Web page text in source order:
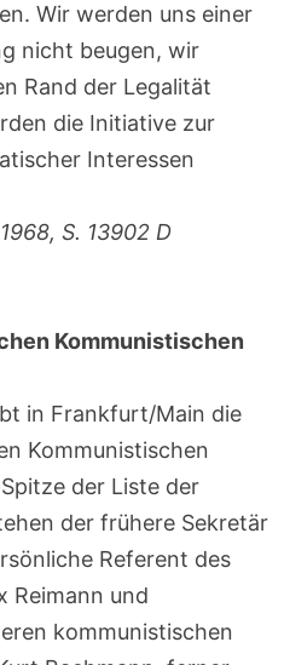
Wir werden uns einer
nicht beugen, wir
Rand der Legalität
die Initiative zur
Interessen
S. 13902 D
Kommunistischen
in Frankfurt/Main die
Kommunistischen
der Liste der
der frühere Sekretär
Referent des
Reimann und
kommunistischen